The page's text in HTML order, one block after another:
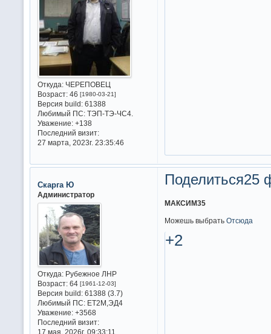
Откуда:ЧЕРЕПОВЕЦ
Возраст:46 [1980-03-21]
Версия build:61388
Любимый ПС:ТЭП-ТЭ-ЧС4.
Уважение: +138
Последний визит:
27 марта, 2023г. 23:35:46
Поделиться25
Скарга Ю
Администратор
Откуда:Рубежное ЛНР
Возраст:64 [1961-12-03]
Версия build:61388 (3.7)
Любимый ПС:ET2M,ЭД4
Уважение: +3568
Последний визит:
17 мая, 2026г. 09:33:11
МАКСИМ35
Можешь выбратьОтсюда
+2